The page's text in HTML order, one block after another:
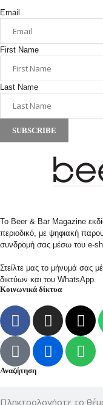
Email
First Name
Last Name
SUBSCRIBE
Το Beer & Bar Magazine
περιοδικό, με ψηφιακή
συνδρομή σας μέσω του e-
Στείλτε μας το μήνυμά σας
δικτύων και του WhatsApp.
Κοινωνικά δίκτυα
Αναζήτηση